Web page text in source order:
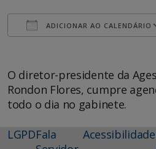
ADICIONAR AO CALENDÁRIO
O diretor-presidente da
Rondon Flores, cumpre
todo o dia no gabinete.
LGPDFala
Acessibilidade